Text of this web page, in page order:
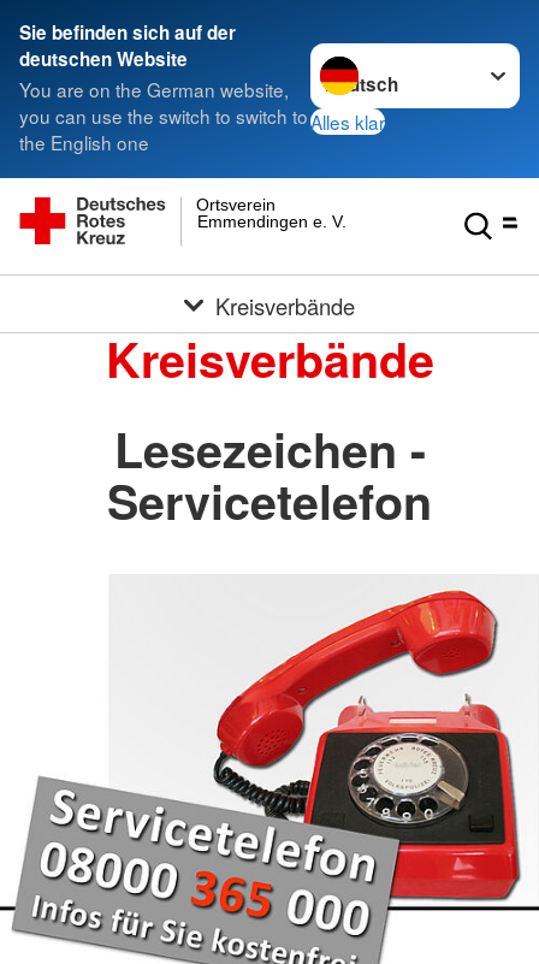
Sie befinden sich auf der
deutschen Website
You are on the German website,
you can use the switch to switch to
the English one
Sprache wechseln zu
Alles klar
Emmendingen e. V.
Ortsverein
Kreisverbände
Kreisverbände
Lesezeichen -
Servicetelefon